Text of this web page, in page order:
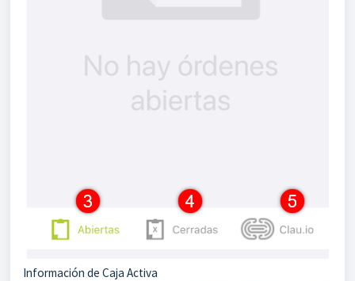
Información de Caja Activa